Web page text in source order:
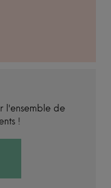
l'ensemble de
!